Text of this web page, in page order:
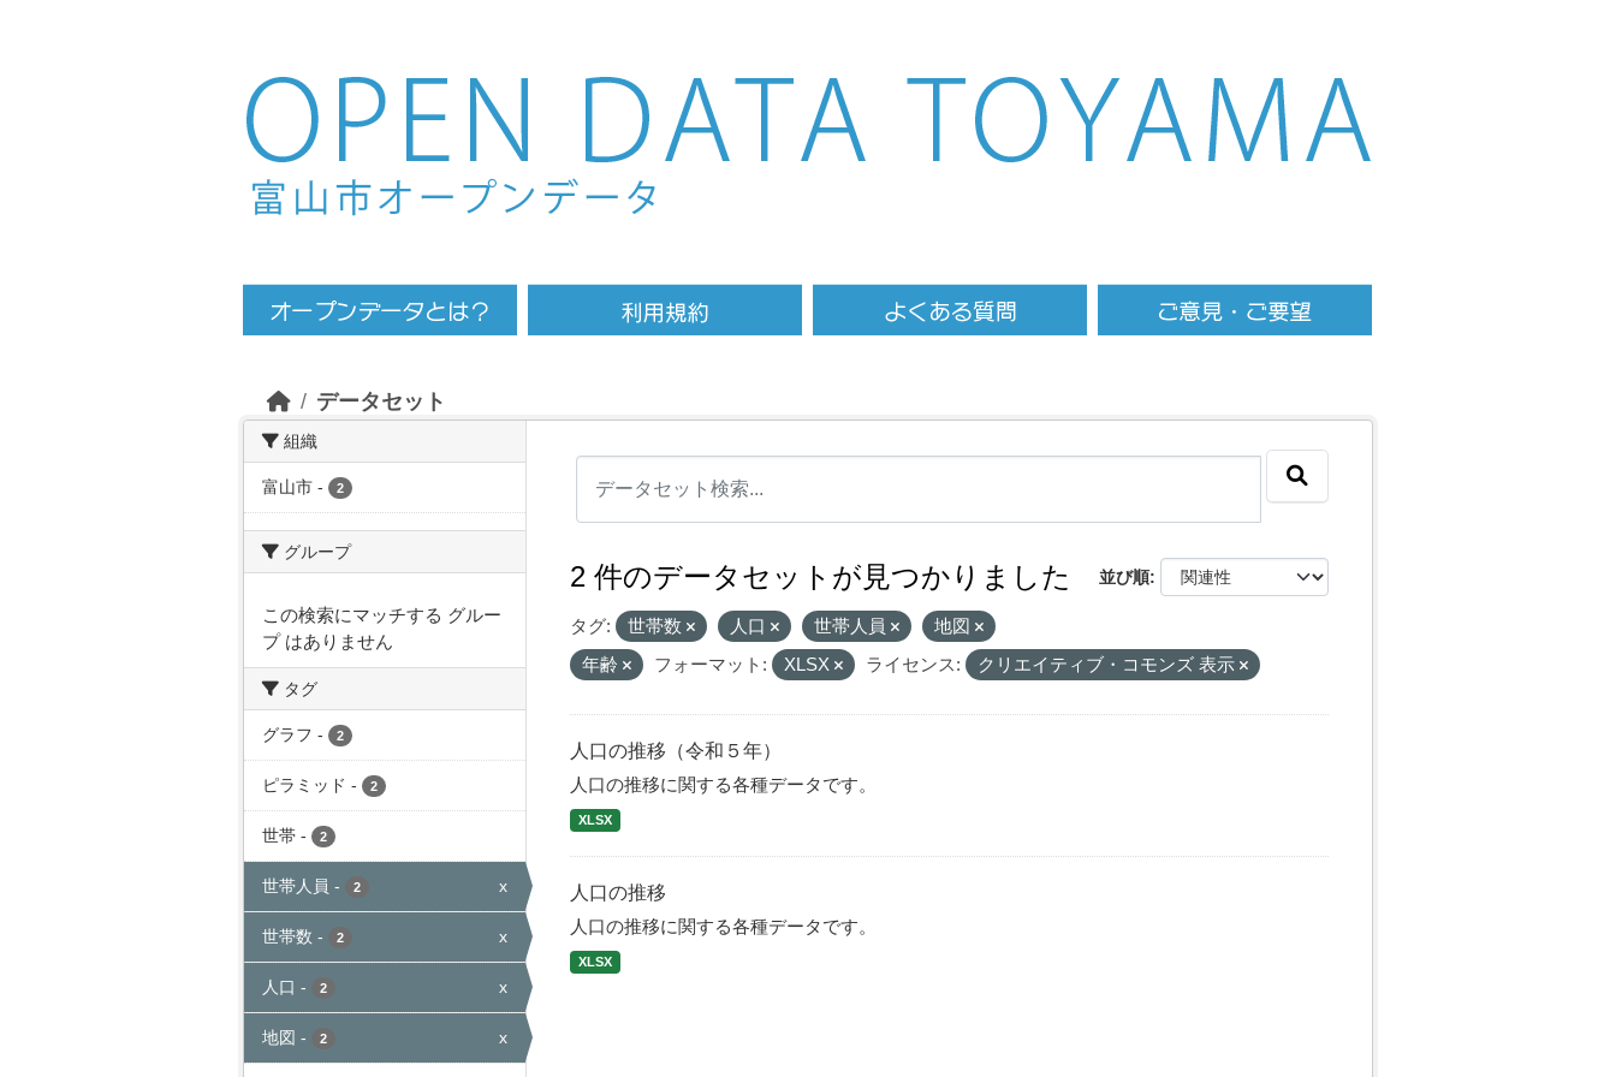
Skip to main content
データセット
組織
富山市 - 2
グループ
この検索にマッチする グルー
プ はありません
タグ
グラフ - 2
ピラミッド - 2
世帯 - 2
世帯人員 - 2 x
世帯数 - 2 x
人口 - 2 x
地図 - 2 x
並び順
2 件のデータセットが見つかりました
タグ: 世帯数 人口 世帯人員
地図
年齢
フォーマット: XLSX ライセンス: クリエイティブ・コモンズ 表示
人口の推移（令和５年）
人口の推移に関する各種データです。
XLSX
人口の推移
人口の推移に関する各種データです。
XLSX